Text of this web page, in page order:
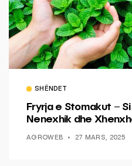
SHËNDET
Fryrja e Stomakut –
Nenexhik dhe
AGROWEB 27 MARS, 2025